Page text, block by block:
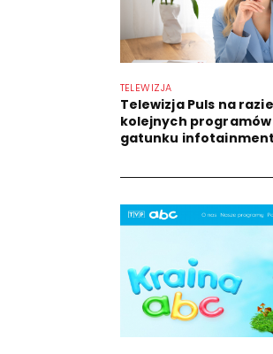
TELEWIZJA
Telewizja Puls na
kolejnych programów
gatunku infotainment